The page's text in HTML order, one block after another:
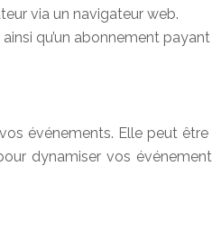
via un navigateur web.
qu’un abonnement
événements. Elle peut
dynamiser vos